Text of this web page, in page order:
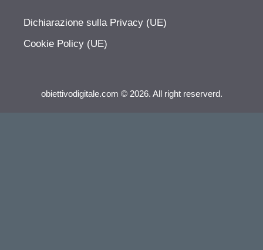
Dichiarazione sulla Privacy (UE)
Cookie Policy (UE)
obiettivodigitale.com © 2026. All right reserverd.